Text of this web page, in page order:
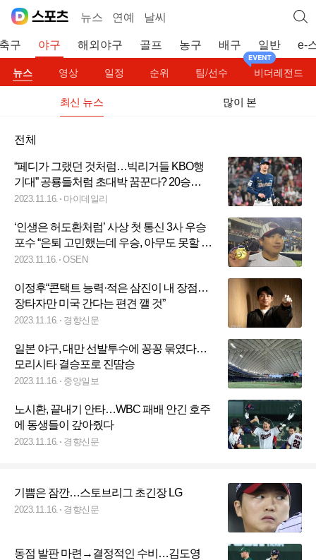
뉴스 연예 날씨
구 야구 해외야구 골프 농구 배구 일반 e-
뉴스 영상 일정 순위 팀/선수 비더레전드
최신 뉴스 많이 본
전체
“페디가 그랬던 것처럼…빅리거들 KBO행
기대” 공룡들처럼 초대박 꿈꾼다? 20승
·200K 외인 또 나올까
2023.11.16. 마이데일리
‘인생은 허도환처럼’ 사상 첫 통신 3사 우승
포수 “은퇴 고민했는데 우승, 아무도 못할 기
록”
2023.11.16. OSEN
이정후“콘택트 능력·적은 삼진이 내 장점…
장타자만 미국 간다는 편견 깰 것”
2023.11.16. 경향신문
일본 야구, 대만 선발투수에 꽁꽁 묶였다…
모리시타 결승포로 진땀승
2023.11.16. 중앙일보
노시환, 끝내기 안타…WBC 패배 안긴 호주
에 동생들이 갚아줬다
2023.11.16. 경향신문
기쁨은 잠깐…스토브리그 초긴장 LG
2023.11.16. 경향신문
동점 발판 마련→결정적인 수비…김도영